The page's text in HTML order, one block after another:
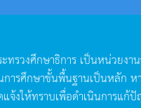
ทรวงศึกษาธิการ เป็นหน่วยงา
การศึกษาขั้นพื้นฐานเป็นหลัก ห
แจ้งให้ทราบเพื่อดำเนินการแก้